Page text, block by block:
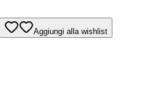
Aggiungi alla wishlist